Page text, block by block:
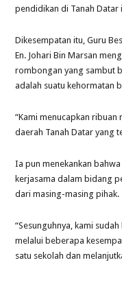
pendidikan di Tanah Datar
Dikesempatan itu, Guru
En. Johari Bin Marsan
rombongan yang sambut
adalah suatu kehormatan
“Kami menucapkan
daerah Tanah Datar yang
Ia pun menekankan
kerjasama dalam bidang
dari masing-masing pihak.
“Sesunguhnya, kami
melalui beberapa
satu sekolah dan